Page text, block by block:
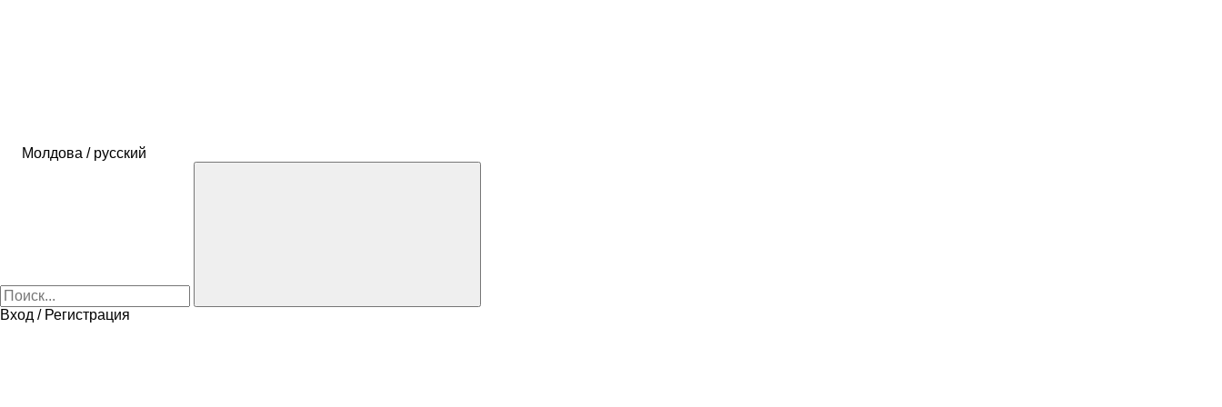
Молдова / русский
Вход / Регистрация